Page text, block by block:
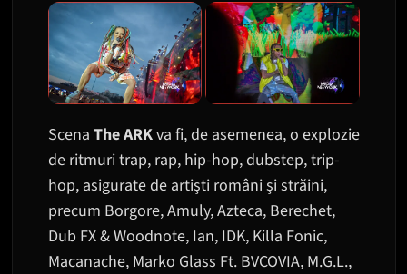
Scena The ARKva fi, de asemenea, o explozie
de ritmuri trap, rap, hip-hop, dubstep, trip-
hop, asigurate de artiști români și străini,
precum Borgore, Amuly, Azteca, Berechet,
Dub FX & Woodnote, Ian, IDK, Killa Fonic,
Macanache, Marko Glass Ft. BVCOVIA, M.G.L.,